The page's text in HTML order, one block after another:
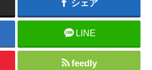
シェア
LINE
feedly